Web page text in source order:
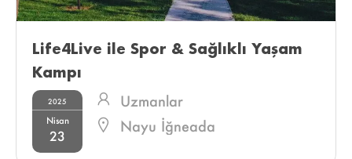
Life4Live ile Spor & Sağlıklı Yaşam
Kampı
2025
Nisan
23
Uzmanlar
Nayu İğneada